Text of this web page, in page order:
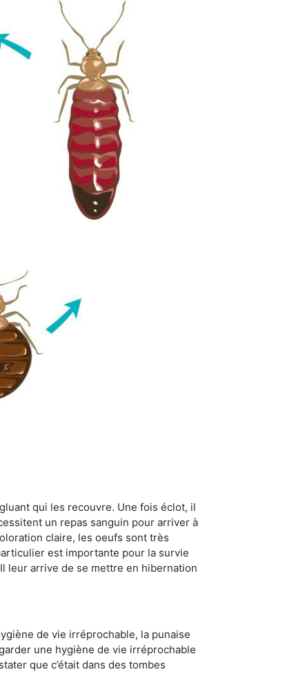
qui les recouvre. Une fois éclot, il
un repas sanguin pour arriver à
claire, les oeufs sont très
est importante pour la survie
leur arrive de se mettre en hibernation
de vie irréprochable, la punaise
une hygiène de vie irréprochable
que c’était dans des tombes